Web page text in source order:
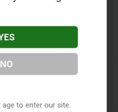
und Händlerkontrollen:
E-Zigaretten-Compliance
2 days ago
NO
to enter our site.